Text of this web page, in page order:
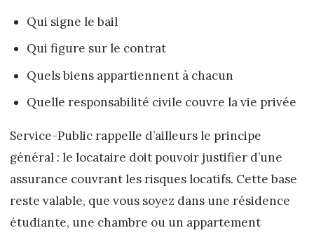
Qui signe le bail
Qui figure sur le contrat
Quels biens appartiennent à chacun
Quelle responsabilité civile couvre la vie privée
Service-Public rappelle d’ailleurs le principe
général : le locataire doit pouvoir justifier d’une
assurance couvrant les risques locatifs. Cette base
reste valable, que vous soyez dans une résidence
étudiante, une chambre ou un appartement